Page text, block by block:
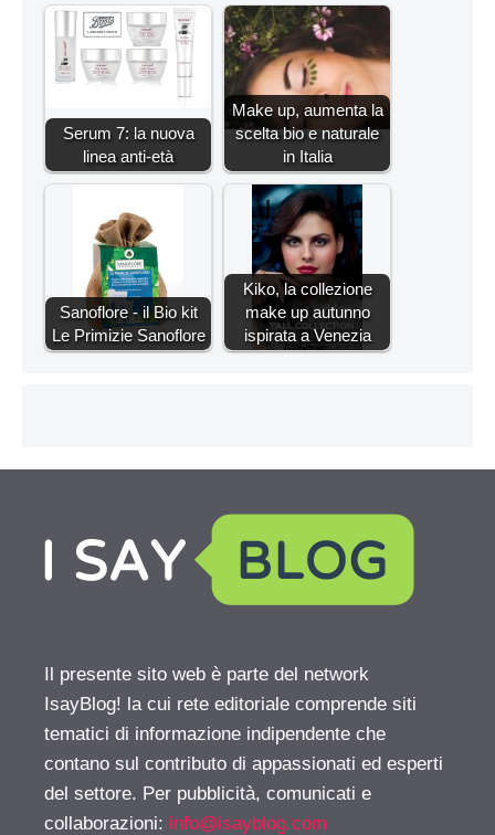
Serum 7: la nuova
linea anti-età
Make up, aumenta la
scelta bio e naturale
in Italia
Sanoflore - il Bio kit
Le Primizie Sanoflore
Kiko, la collezione
make up autunno
ispirata a Venezia
Il presente sito web è parte del network
IsayBlog! la cui rete editoriale comprende siti
tematici di informazione indipendente che
contano sul contributo di appassionati ed esperti
del settore. Per pubblicità, comunicati e
collaborazioni: info@isayblog.com